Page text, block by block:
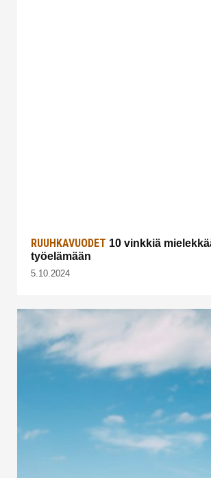
RUUHKAVUODET 10 vinkkiä
työelämään
5.10.2024